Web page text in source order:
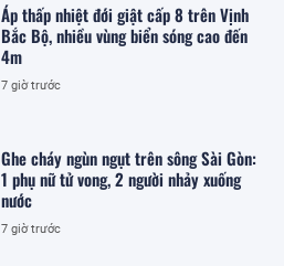
Áp thấp nhiệt đới giật cấp 8 trên Vịnh
Bắc Bộ, nhiều vùng biển sóng cao đến
4m
7 giờ trước
Ghe cháy ngùn ngụt trên sông Sài Gòn:
1 phụ nữ tử vong, 2 người nhảy xuống
nước
7 giờ trước